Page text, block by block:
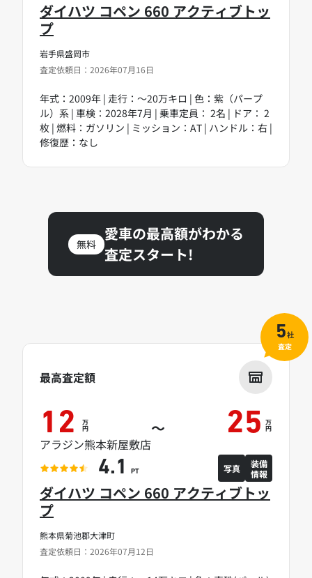
岩手県盛岡市
査定依頼日：2026年07月16日
ダイハツ コペン 660 アクティブトッ
プ
年式：2009年 | 走行：～20万キロ | 色：紫（パープ
ル）系 | 車検：2028年7月 | 乗車定員： 2名 | ドア： 2
枚 | 燃料：ガソリン | ミッション：AT | ハンドル：右 |
修復歴：なし
無料
愛車の最高額がわかる
査定スタート!
熊本県菊池郡大津町
査定依頼日：2026年07月12日
ダイハツ コペン 660 アクティブトッ
プ
最高査定額
12 万
円 ～ 25 万
円
アラジン熊本新屋敷店
4.1 PT 写真
装備
情報
5社
査定